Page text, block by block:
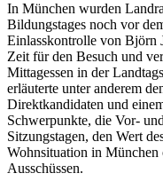
In München wurden
Bildungstages noch vor
Einlasskontrolle von Björn
Zeit für den Besuch und
Mittagessen in der
erläuterte unter anderem
Direktkandidaten und
Schwerpunkte, die Vor-
Sitzungstagen, den Wert
Wohnsituation in
Ausschüssen.